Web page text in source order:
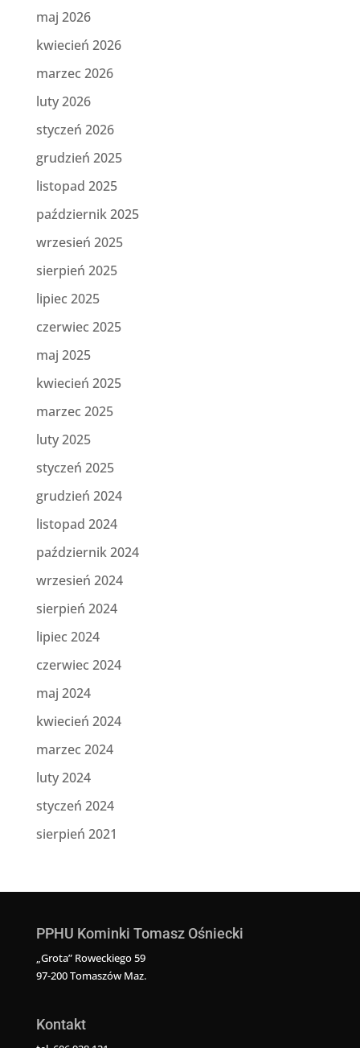
maj 2026
kwiecień 2026
marzec 2026
luty 2026
styczeń 2026
grudzień 2025
listopad 2025
październik 2025
wrzesień 2025
sierpień 2025
lipiec 2025
czerwiec 2025
maj 2025
kwiecień 2025
marzec 2025
luty 2025
styczeń 2025
grudzień 2024
listopad 2024
październik 2024
wrzesień 2024
sierpień 2024
lipiec 2024
czerwiec 2024
maj 2024
kwiecień 2024
marzec 2024
luty 2024
styczeń 2024
sierpień 2021
PPHU Kominki Tomasz Ośniecki
„Grota” Roweckiego 59
97-200 Tomaszów Maz.
Kontakt